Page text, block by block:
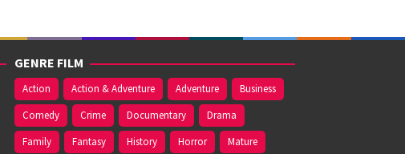
GENRE FILM
Action Action & Adventure Adventure
Business
Comedy
Crime Documentary
Drama
Family
Fantasy History Horror Mature